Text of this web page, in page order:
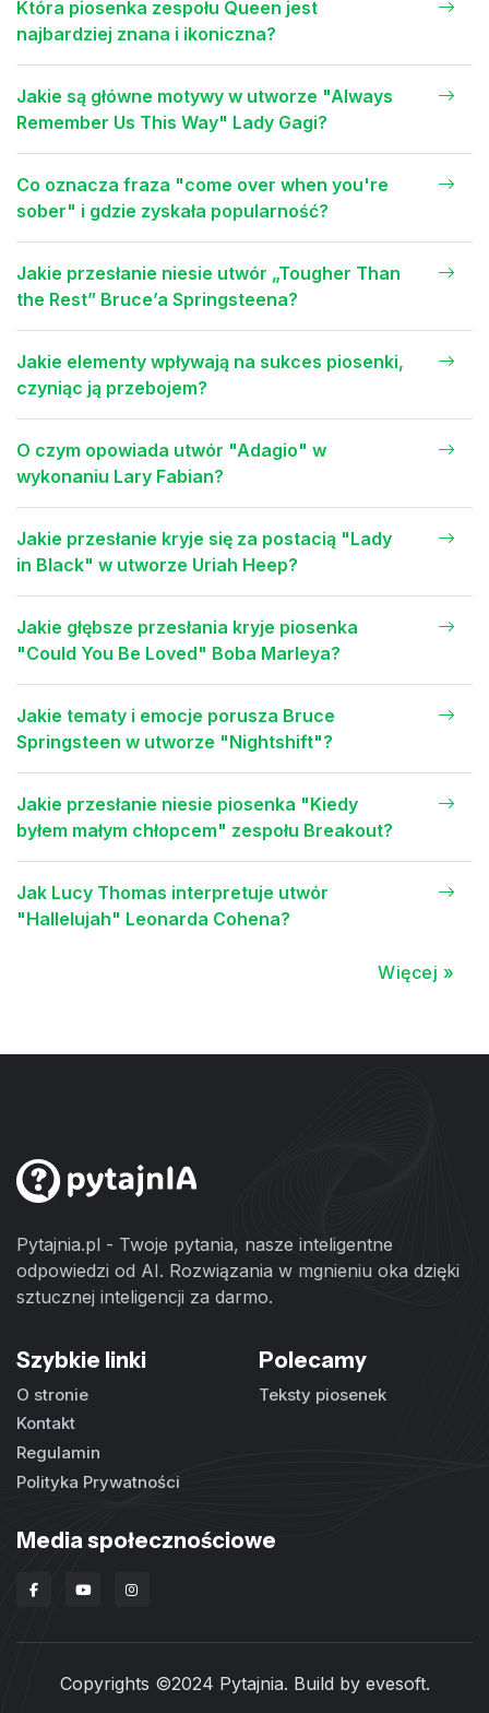
Która piosenka zespołu Queen jest
najbardziej znana i ikoniczna?
Jakie są główne motywy w utworze "Always
Remember Us This Way" Lady Gagi?
Co oznacza fraza "come over when you're
sober" i gdzie zyskała popularność?
Jakie przesłanie niesie utwór „Tougher Than
the Rest” Bruce’a Springsteena?
Jakie elementy wpływają na sukces piosenki,
czyniąc ją przebojem?
O czym opowiada utwór "Adagio" w
wykonaniu Lary Fabian?
Jakie przesłanie kryje się za postacią "Lady
in Black" w utworze Uriah Heep?
Jakie głębsze przesłania kryje piosenka
"Could You Be Loved" Boba Marleya?
Jakie tematy i emocje porusza Bruce
Springsteen w utworze "Nightshift"?
Jakie przesłanie niesie piosenka "Kiedy
byłem małym chłopcem" zespołu Breakout?
Jak Lucy Thomas interpretuje utwór
"Hallelujah" Leonarda Cohena?
Więcej »
Pytajnia.pl - Twoje pytania, nasze inteligentne
odpowiedzi od AI. Rozwiązania w mgnieniu oka dzięki
sztucznej inteligencji za darmo.
Szybkie linki
O stronie
Kontakt
Regulamin
Polityka Prywatności
Polecamy
Teksty piosenek
Media społecznościowe
Copyrights ©2024 Pytajnia. Build by evesoft.